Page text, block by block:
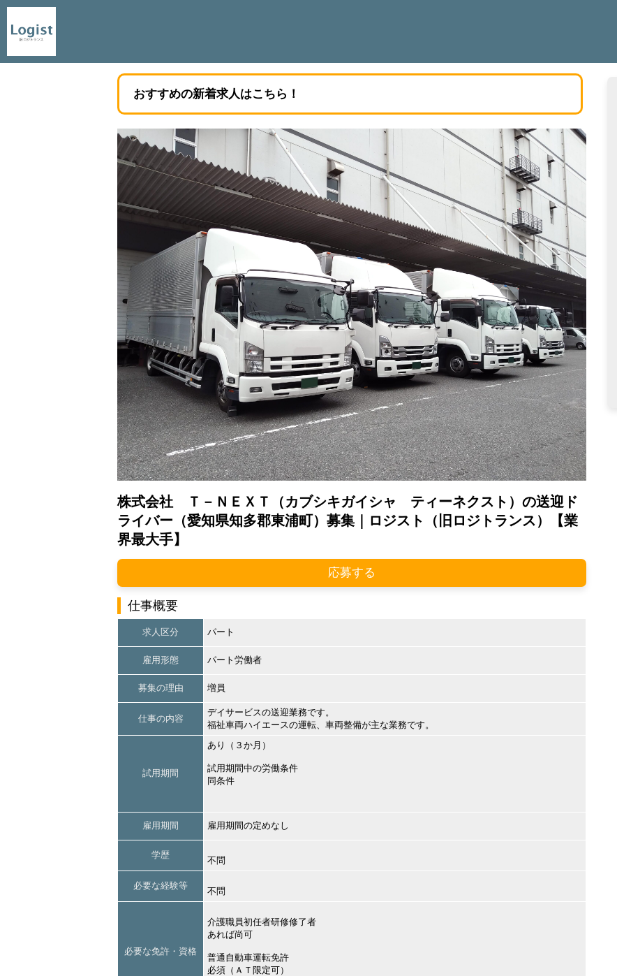
おすすめの新着求人はこちら！
株式会社 Ｔ－ＮＥＸＴ（カブシキガイシャ ティーネクスト）の送迎ド
ライバー（愛知県知多郡東浦町）募集｜ロジスト（旧ロジトランス）【業
界最大手】
応募する
仕事概要
求人区分 パート
雇用形態 パート労働者
募集の理由 増員
仕事の内容
デイサービスの送迎業務です。
福祉車両ハイエースの運転、車両整備が主な業務です。
試用期間
あり（３か月）
試用期間中の労働条件
同条件
雇用期間 雇用期間の定めなし
学歴
不問
必要な経験等
不問
必要な免許・資格
介護職員初任者研修修了者
あれば尚可
普通自動車運転免許
必須（ＡＴ限定可）